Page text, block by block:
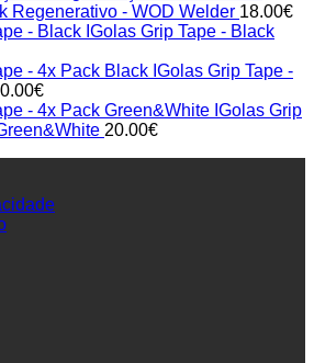
Regenerativo - WOD Welder 18.00€
IGolas Grip Tape - Black
IGolas Grip Tape -
€
IGolas Grip
20.00€